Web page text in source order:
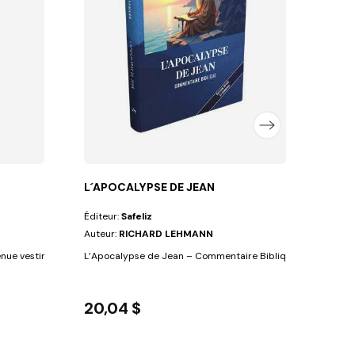
vestimentaire dans la vie actuelle....
L´APOCALYPSE DE JEAN
Éditeur:Safeliz
Auteur: RICHARD LEHMANN
L’Apocalypse de Jean – Commentaire Biblique (Richard...
20,04 $